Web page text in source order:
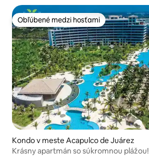
Obľúbené medzi hosťami
Obľúbené medzi hosťami
Kondo v meste Acapulco de Juárez
Krásny apartmán so súkromnou plážou!